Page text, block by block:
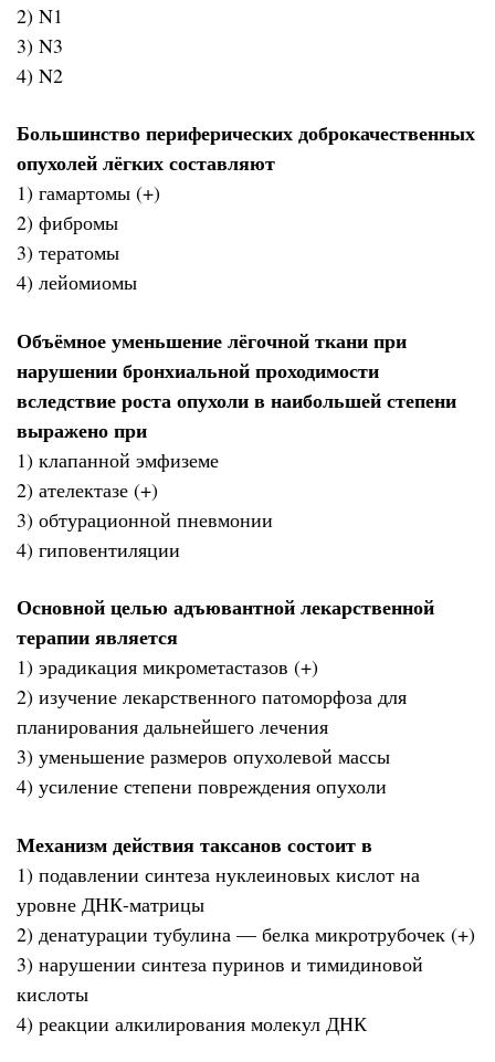
2) N1
3) N3
4) N2
Большинство периферических доброкачественных
опухолей лёгких составляют
1) гамартомы (+)
2) фибромы
3) тератомы
4) лейомиомы
Объёмное уменьшение лёгочной ткани при
нарушении бронхиальной проходимости
вследствие роста опухоли в наибольшей степени
выражено при
1) клапанной эмфиземе
2) ателектазе (+)
3) обтурационной пневмонии
4) гиповентиляции
Основной целью адъювантной лекарственной
терапии является
1) эрадикация микрометастазов (+)
2) изучение лекарственного патоморфоза для
планирования дальнейшего лечения
3) уменьшение размеров опухолевой массы
4) усиление степени повреждения опухоли
Механизм действия таксанов состоит в
1) подавлении синтеза нуклеиновых кислот на
уровне ДНК-матрицы
2) денатурации тубулина — белка микротрубочек (+)
3) нарушении синтеза пуринов и тимидиновой
кислоты
4) реакции алкилирования молекул ДНК